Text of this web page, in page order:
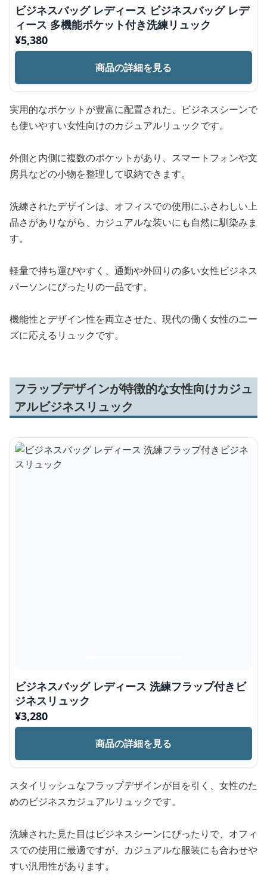
ビジネスバッグ レディース ビジネスバッグ レデ
ィース 多機能ポケット付き洗練リュック
¥5,380
商品の詳細を見る
実用的なポケットが豊富に配置された、ビジネスシーンで
も使いやすい女性向けのカジュアルリュックです。
外側と内側に複数のポケットがあり、スマートフォンや文
房具などの小物を整理して収納できます。
洗練されたデザインは、オフィスでの使用にふさわしい上
品さがありながら、カジュアルな装いにも自然に馴染みま
す。
軽量で持ち運びやすく、通勤や外回りの多い女性ビジネス
パーソンにぴったりの一品です。
機能性とデザイン性を両立させた、現代の働く女性のニー
ズに応えるリュックです。
フラップデザインが特徴的な女性向けカジュ
アルビジネスリュック
ビジネスバッグ レディース 洗練フラップ付きビ
ジネスリュック
¥3,280
商品の詳細を見る
スタイリッシュなフラップデザインが目を引く、女性のた
めのビジネスカジュアルリュックです。
洗練された見た目はビジネスシーンにぴったりで、オフィ
スでの使用に最適ですが、カジュアルな服装にも合わせや
すい汎用性があります。